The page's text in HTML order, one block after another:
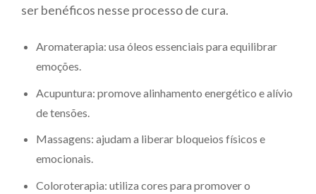
ser benéficos nesse processo de cura.
Aromaterapia: usa óleos essenciais para equilibrar
emoções.
Acupuntura: promove alinhamento energético e alívio
de tensões.
Massagens: ajudam a liberar bloqueios físicos e
emocionais.
Coloroterapia: utiliza cores para promover o